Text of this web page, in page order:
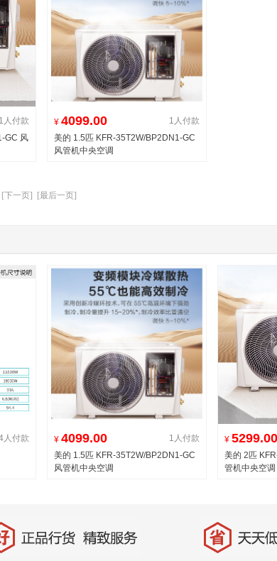
1人付款
GC 风
¥ 4099.00
1人付款
美的 1.5匹 KFR-35T2W/BP2DN1-GC
风管机中央空调
[下一页] [最后一页]
人付款
¥ 4099.00
1人付款
美的 1.5匹 KFR-35T2W/BP2DN1-GC
风管机中央空调
¥ 5299.00
美的 2匹
管机中央空调